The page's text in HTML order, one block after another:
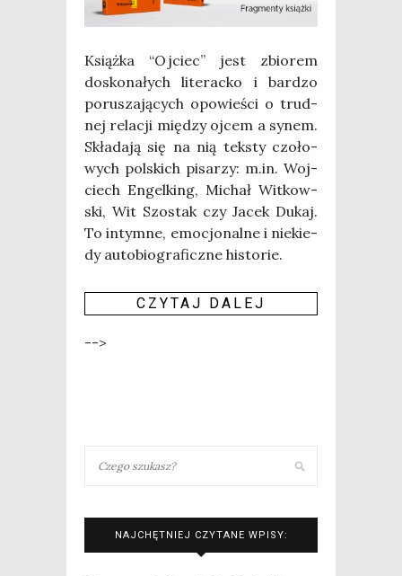
Książ­ka “Ojciec” jest zbio­rem
dosko­na­łych lite­rac­ko i bar­dzo
poru­sza­ją­cych opo­wie­ści o trud­
nej rela­cji mię­dzy ojcem a synem.
Skła­da­ją się na nią tek­sty czo­ło­
wych pol­skich pisa­rzy: m.in. Woj­
ciech Engel­king, Michał Wit­kow­
ski, Wit Szo­stak czy Jacek Dukaj.
To intym­ne, emo­cjo­nal­ne i nie­kie­
dy auto­bio­gra­ficz­ne historie.
CZY­TAJ DALEJ
-->
NAJCHĘTNIEJ CZYTANE WPISY: